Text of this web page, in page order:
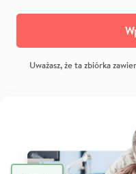
Uważasz, że ta zbiórka